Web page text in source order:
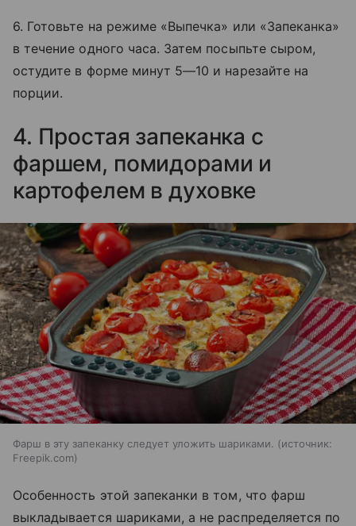
6. Готовьте на режиме «Выпечка» или «Запеканка»
в течение одного часа. Затем посыпьте сыром,
остудите в форме минут 5—10 и нарезайте на
порции.
4. Простая запеканка с
фаршем, помидорами и
картофелем в духовке
Фарш в эту запеканку следует уложить шариками.
источник:
Freepik.com
Особенность этой запеканки в том, что фарш
выкладывается шариками, а не распределяется по